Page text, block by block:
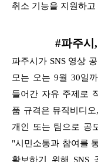
취소 기능을 지원하고
#파주시
파주시가 SNS 영상
모는 오는 9월 30일
들어간 자유 주제로
품 규격은 뮤직비디
개인 또는 팀으로 공
"시민소통과 참여를
확보하기 위해 SNS